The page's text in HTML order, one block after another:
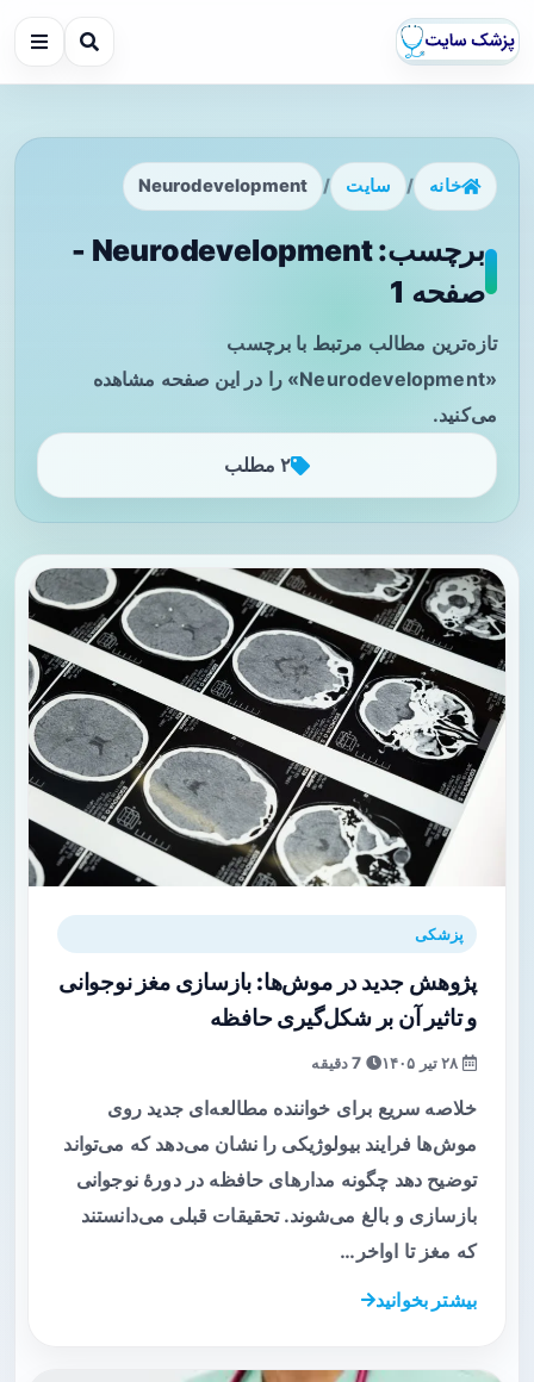
خانه / سایت /
Neurodevelopment
برچسب: Neurodevelopment -
صفحه 1
تازه‌ترین مطالب مرتبط با برچسب
«Neurodevelopment» را در این صفحه مشاهده
می‌کنید.
۲ مطلب
پزشکی
پژوهش جدید در موش‌ها: بازسازی مغز نوجوانی
و تاثیر آن بر شکل‌گیری حافظه
خلاصه سریع برای خواننده مطالعه‌ای جدید روی
موش‌ها فرایند بیولوژیکی را نشان می‌دهد که می‌تواند
توضیح دهد چگونه مدارهای حافظه در دورهٔ نوجوانی
بازسازی و بالغ می‌شوند. تحقیقات قبلی می‌دانستند
که مغز تا اواخر…
بیشتر بخوانید